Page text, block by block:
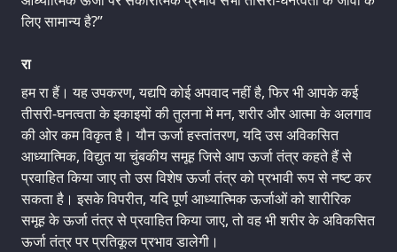
लिए सामान्य है?”
रा
हम रा हैं। यह उपकरण, यद्यपि कोई अपवाद नहीं है, फिर भी आपके कई
तीसरी-घनत्वता के इकाइयों की तुलना में मन, शरीर और आत्मा के अलगाव
की ओर कम विकृत है। यौन ऊर्जा हस्तांतरण, यदि उस अविकसित
आध्यात्मिक, विद्युत या चुंबकीय समूह जिसे आप ऊर्जा तंत्र कहते हैं से
प्रवाहित किया जाए तो उस विशेष ऊर्जा तंत्र को प्रभावी रूप से नष्ट कर
सकता है। इसके विपरीत, यदि पूर्ण आध्यात्मिक ऊर्जाओं को शारीरिक
समूह के ऊर्जा तंत्र से प्रवाहित किया जाए, तो वह भी शरीर के अविकसित
ऊर्जा तंत्र पर प्रतिकूल प्रभाव डालेगी।